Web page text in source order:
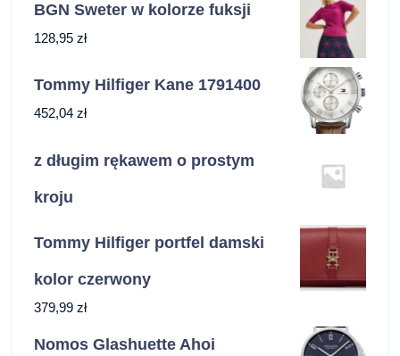
BGN Sweter w kolorze fuksji
128,95 zł
Tommy Hilfiger Kane 1791400
452,04 zł
z długim rękawem o prostym
kroju
Tommy Hilfiger portfel damski
kolor czerwony
379,99 zł
Nomos Glashuette Ahoi